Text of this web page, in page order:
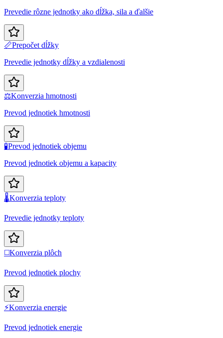
Prevedie rôzne jednotky ako dĺžka, sila a ďalšie
📏Prepočet dĺžky
Prevedie jednotky dĺžky a vzdialenosti
⚖️Konverzia hmotnosti
Prevod jednotiek hmotnosti
🧪Prevod jednotiek objemu
Prevod jednotiek objemu a kapacity
🌡️Konverzia teploty
Prevedie jednotky teploty
◻️Konverzia plôch
Prevod jednotiek plochy
⚡Konverzia energie
Prevod jednotiek energie